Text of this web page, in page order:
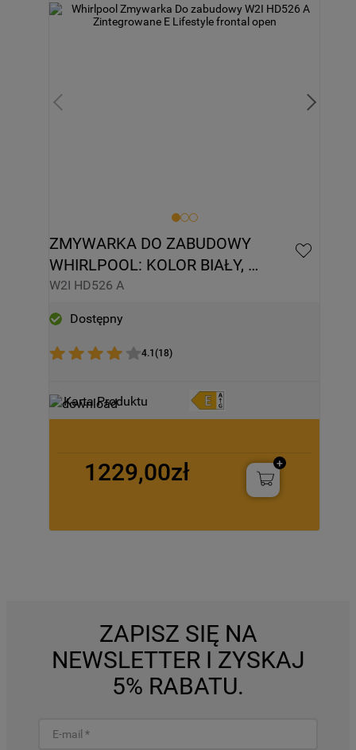
ZMYWARKA DO ZABUDOWY
WHIRLPOOL: KOLOR BIAŁY,
PEŁNOWYMIAROWA - W2I HD526 A
W2I HD526 A
Dostępny
4.1 (18)
Karta Produktu
1229,00zł
ZAPISZ SIĘ NA
NEWSLETTER I ZYSKAJ
5% RABATU.